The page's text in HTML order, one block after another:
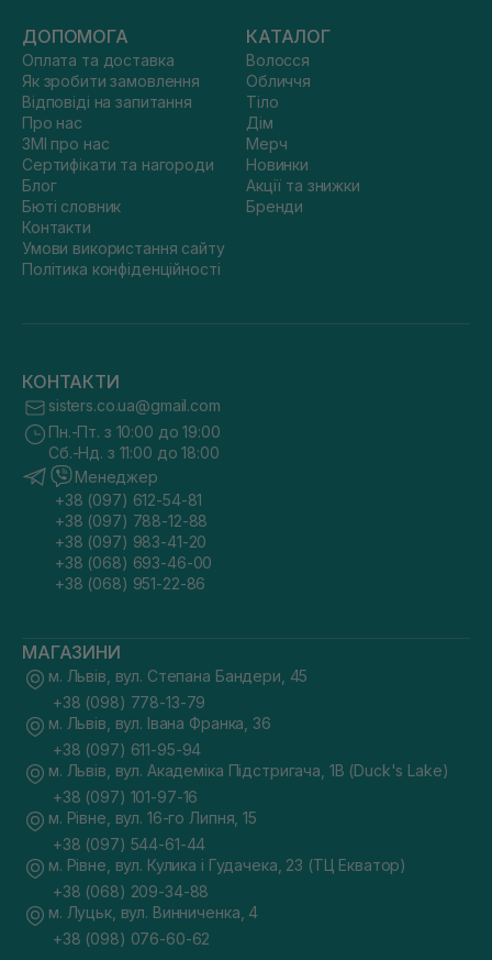
ДОПОМОГА
Оплата та доставка
Як зробити замовлення
Відповіді на запитання
Про нас
ЗМІ про нас
Сертифікати та нагороди
Блог
Бюті словник
Контакти
Умови використання сайту
Політика конфіденційності
КАТАЛОГ
Волосся
Обличчя
Тіло
Дім
Мерч
Новинки
Акції та знижки
Бренди
КОНТАКТИ
sisters.co.ua@gmail.com
Пн.-Пт. з 10:00 до 19:00
Сб.-Нд. з 11:00 до 18:00
Менеджер
+38 (097) 612-54-81
+38 (097) 788-12-88
+38 (097) 983-41-20
+38 (068) 693-46-00
+38 (068) 951-22-86
МАГАЗИНИ
м. Львів, вул. Степана Бандери, 45
+38 (098) 778-13-79
м. Львів, вул. Івана Франка, 36
+38 (097) 611-95-94
м. Львів, вул. Академіка Підстригача, 1В (Duck's Lake)
+38 (097) 101-97-16
м. Рівне, вул. 16-го Липня, 15
+38 (097) 544-61-44
м. Рівне, вул. Кулика і Гудачека, 23 (ТЦ Екватор)
+38 (068) 209-34-88
м. Луцьк, вул. Винниченка, 4
+38 (098) 076-60-62